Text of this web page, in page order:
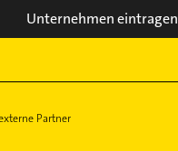
Unternehmen eintragen
Partner